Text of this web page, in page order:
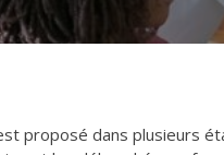
proposé dans plusieurs